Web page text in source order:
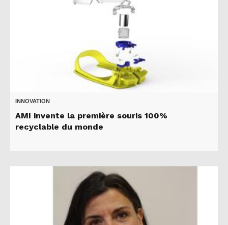
INNOVATION
AMI invente la première souris 100%
recyclable du monde